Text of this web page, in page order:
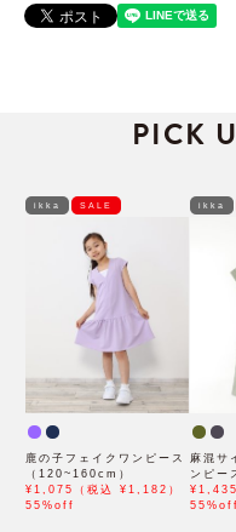
PICK
ikka SALE
鹿の子フェイクワンピース
（120~160cm）
¥1,075（税込 ¥1,182）
55%off
ikka
麻混サ
ンピー
55%off